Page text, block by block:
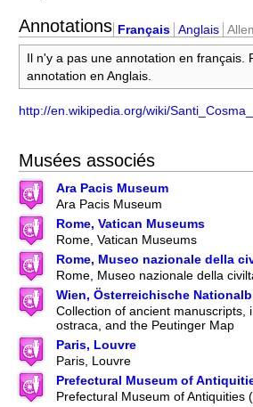
Annotations Français Anglais
Il n'y a pas une annotation en français.
annotation en Anglais.
http://en.wikipedia.org/wiki/
Musées associés
Ara Pacis Museum
Ara Pacis Museum
Rome, Vatican Museums
Rome, Vatican Museums
Rome, Museo nazionale della
Rome, Museo nazionale della
Wien, Österreichische
Collection of ancient manuscripts,
ostraca, and the Peutinger Map
Paris, Louvre
Paris, Louvre
Prefectural Museum of
Prefectural Museum of Antiquities